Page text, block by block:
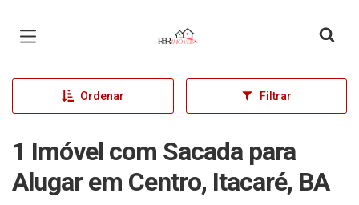
Página inicial
Ordenar Filtrar
1 Imóvel com Sacada para
Alugar em Centro, Itacaré, BA